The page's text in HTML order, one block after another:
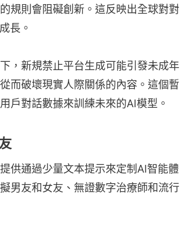
規則會阻礙創新。這反映出全球對對
長。
，新規禁止平台生成可能引發未成年
而破壞現實人際關係的內容。這個暫
戶對話數據來訓練未來的AI模型。
供通過少量文本提示來定制AI智能體
男友和女友、無證數字治療師和流行